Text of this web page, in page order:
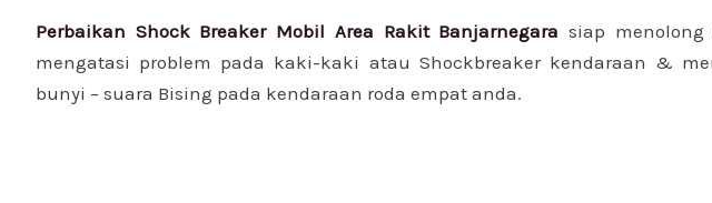
Perbaikan Shock Breaker Mobil Area Rakit Banjarnegara siap
mengatasi problem pada kaki-kaki atau Shockbreaker kendaraan &
bunyi – suara Bising pada kendaraan roda empat anda.